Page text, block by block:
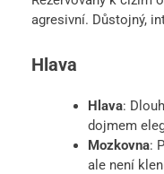
agresivní. Důstojný,
Hlava
Hlava:
dojmem
Mozkovna:
ale není